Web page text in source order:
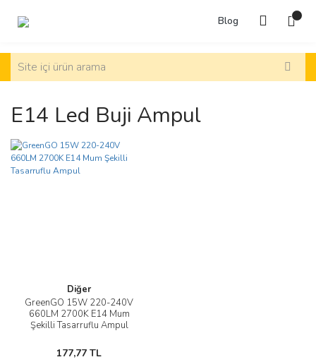
Blog
E14 Led Buji Ampul
Diğer
GreenGO 15W 220-240V
660LM 2700K E14 Mum
Şekilli Tasarruflu Ampul
177,77 TL